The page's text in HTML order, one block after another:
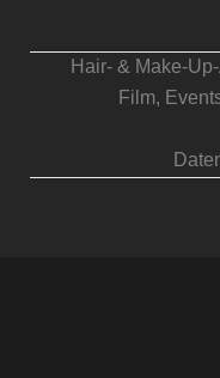
Hair- & Make-
Film,